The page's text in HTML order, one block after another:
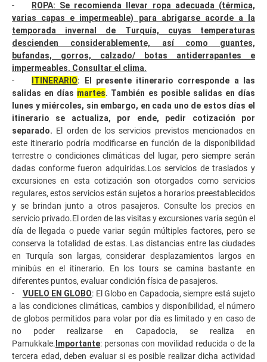
-
ROPA: Se recomienda llevar ropa adecuada (térmica,
varias capas e impermeable) para abrigarse acorde a la
temporada invernal de Turquía, cuyas temperaturas
descienden considerablemente, así como guantes,
bufandas, gorros, calzado/ botas antiderrapantes e
impermeables. Consultar el clima.
-
ITINERARIO: El presente itinerario corresponde a las
salidas en días martes. También es posible salidas en días
lunes y miércoles, sin embargo, en cada uno de estos días el
itinerario se actualiza, por ende, pedir cotización por
separado. El orden de los servicios previstos mencionados en
este itinerario podría modificarse en función de la disponibilidad
terrestre o condiciones climáticas del lugar, pero siempre serán
dadas conforme fueron adquiridas.Los servicios de traslados y
excursiones en esta cotización son otorgados como servicios
regulares, estos servicios están sujetos a horarios preestablecidos
y se brindan junto a otros pasajeros. Consulte los precios en
servicio privado.El orden de las visitas y excursiones varía según el
día de llegada o puede variar según múltiples factores, pero se
conserva la totalidad de estas. Las distancias entre las ciudades
en Turquía son largas, considerar desplazamientos largos en
minibús en el itinerario. En los tours se camina bastante en
diferentes puntos, evaluar condición física de pasajeros.
- VUELO EN GLOBO: El Globo en Capadocia, siempre está sujeto
a las condiciones climáticas, cambios y disponibilidad, el número
de globos permitidos para volar por día es limitado y en caso de
no poder realizarse en Capadocia, se realiza en
Pamukkale. Importante: personas con movilidad reducida o de la
tercera edad, deben evaluar si es posible realizar dicha actividad